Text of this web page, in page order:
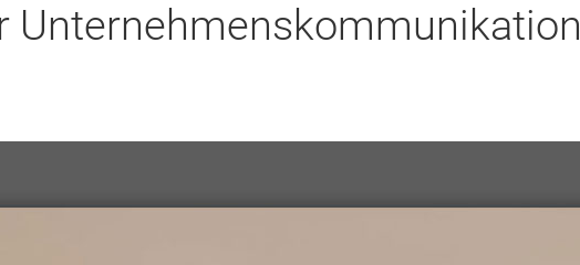
Unternehmenskommunikation